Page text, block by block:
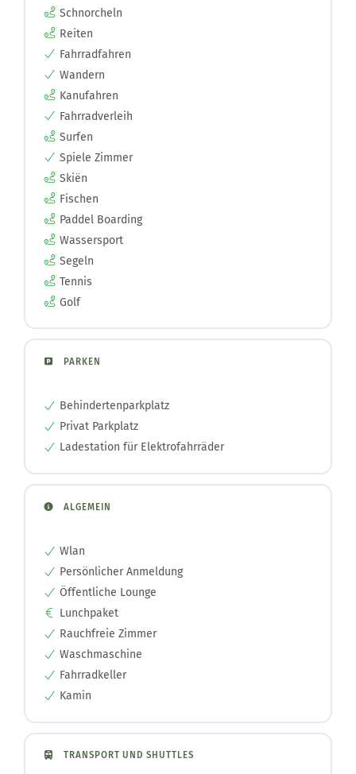
Schnorcheln
Reiten
Fahrradfahren
Wandern
Kanufahren
Fahrradverleih
Surfen
Spiele Zimmer
Skiën
Fischen
Paddel Boarding
Wassersport
Segeln
Tennis
Golf
PARKEN
Behindertenparkplatz
Privat Parkplatz
Ladestation für Elektrofahrräder
ALGEMEIN
Wlan
Persönlicher Anmeldung
Öffentliche Lounge
Lunchpaket
Rauchfreie Zimmer
Waschmaschine
Fahrradkeller
Kamin
TRANSPORT UND SHUTTLES